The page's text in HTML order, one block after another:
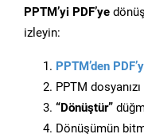
PPTM’yi PDF’ye
izleyin:
PPTM’den
PPTM
“Dönüştür”
Dönüşümün